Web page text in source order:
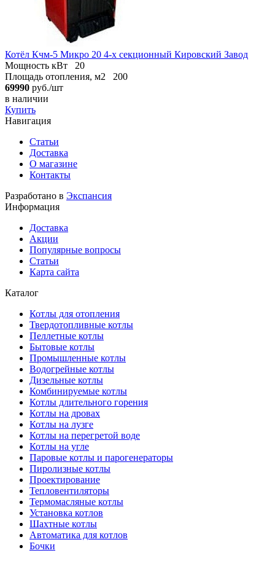
Котёл Кчм-5 Микро 20 4-х секционный Кировский Завод
Мощность кВт
20
Площадь отопления, м2
200
69990 руб./шт
в наличии
Купить
Навигация
Статьи
Доставка
О магазине
Контакты
Разработано в Экспансия
Информация
Доставка
Акции
Популярные вопросы
Статьи
Карта сайта
Каталог
Котлы для отопления
Твердотопливные котлы
Пеллетные котлы
Бытовые котлы
Промышленные котлы
Водогрейные котлы
Дизельные котлы
Комбинируемые котлы
Котлы длительного горения
Котлы на дровах
Котлы на лузге
Котлы на перегретой воде
Котлы на угле
Паровые котлы и парогенераторы
Пиролизные котлы
Проектирование
Тепловентиляторы
Термомасляные котлы
Установка котлов
Шахтные котлы
Автоматика для котлов
Бочки